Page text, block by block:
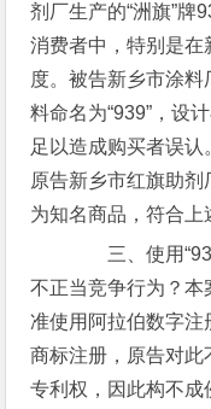
剂厂生产的“洲旗”牌
消费者中，特别是在
度。被告新乡市涂料
料命名为“939”，设
足以造成购买者误
原告新乡市红旗助剂
为知名商品，符合上
三、使用
不正当竞争行为？本
准使用阿拉伯数字注
商标注册，原告对
专利权，因此构不成